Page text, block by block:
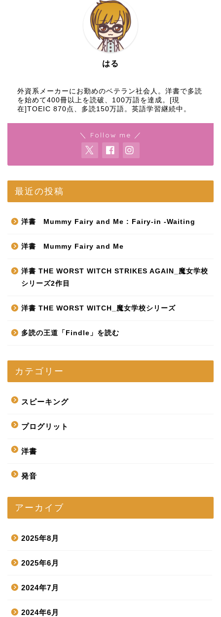
はる
外資系メーカーにお勤めのベテラン社会人。洋書で多読
を始めて400冊以上を読破、100万語を達成。[現
在]TOEIC 870点、多読150万語。英語学習継続中。
＼ Follow me ／
最近の投稿
洋書 Mummy Fairy and Me : Fairy-in -Waiting
洋書 Mummy Fairy and Me
洋書 THE WORST WITCH STRIKES AGAIN_魔女学校
シリーズ2作目
洋書 THE WORST WITCH_魔女学校シリーズ
多読の王道「Findle」を読む
カテゴリー
スピーキング
プログリット
洋書
発音
アーカイブ
2025年8月
2025年6月
2024年7月
2024年6月